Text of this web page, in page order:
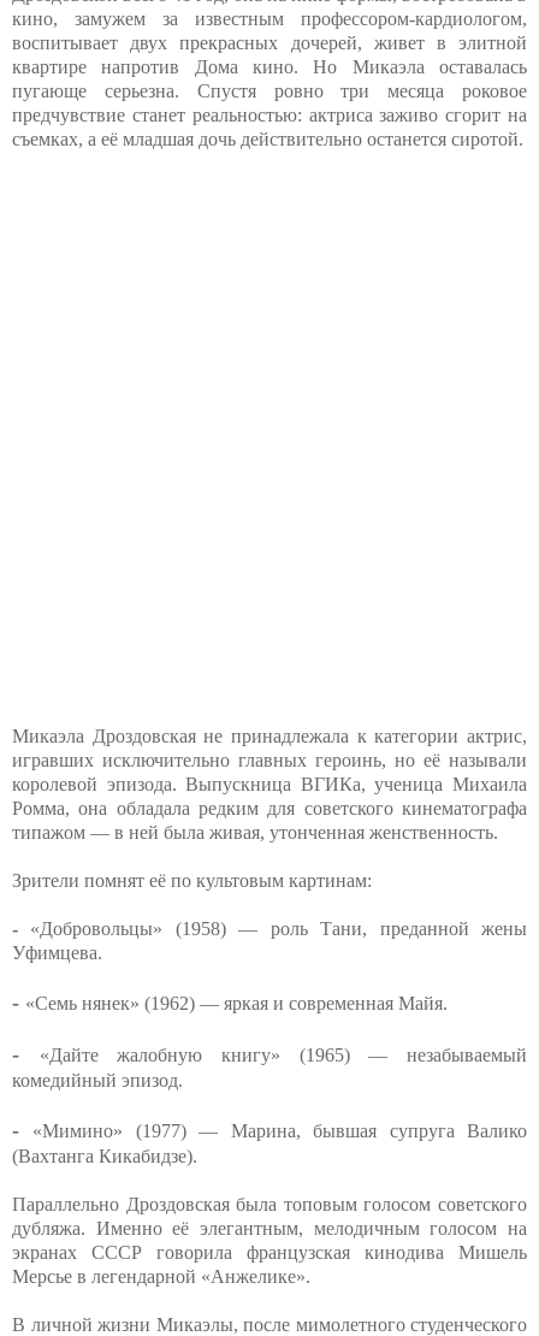
кино, замужем за известным профессором-кардиологом,
воспитывает двух прекрасных дочерей, живет в элитной
квартире напротив Дома кино. Но Микаэла оставалась
пугающе серьезна. Спустя ровно три месяца роковое
предчувствие станет реальностью: актриса заживо сгорит на
съемках, а её младшая дочь действительно останется сиротой.
Микаэла Дроздовская не принадлежала к категории актрис,
игравших исключительно главных героинь, но её называли
королевой эпизода. Выпускница ВГИКа, ученица Михаила
Ромма, она обладала редким для советского кинематографа
типажом — в ней была живая, утонченная женственность.
Зрители помнят её по культовым картинам:
- «Добровольцы» (1958) — роль Тани, преданной жены
Уфимцева.
- «Семь нянек» (1962) — яркая и современная Майя.
-
«Дайте жалобную книгу» (1965) — незабываемый
комедийный эпизод.
-
«Мимино» (1977) — Марина, бывшая супруга Валико
(Вахтанга Кикабидзе).
Параллельно Дроздовская была топовым голосом советского
дубляжа. Именно её элегантным, мелодичным голосом на
экранах СССР говорила французская кинодива Мишель
Мерсье в легендарной «Анжелике».
В личной жизни Микаэлы, после мимолетного студенческого